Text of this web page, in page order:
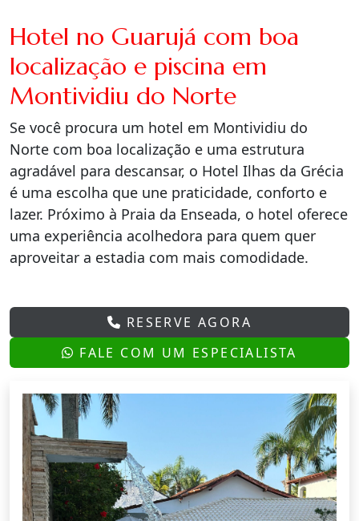
Hotel no Guarujá com boa
localização e piscina em
Montividiu do Norte
Se você procura um hotel em Montividiu do
Norte com boa localização e uma estrutura
agradável para descansar, o Hotel Ilhas da Grécia
é uma escolha que une praticidade, conforto e
lazer. Próximo à Praia da Enseada, o hotel oferece
uma experiência acolhedora para quem quer
aproveitar a estadia com mais comodidade.
RESERVE AGORA
FALE COM UM ESPECIALISTA